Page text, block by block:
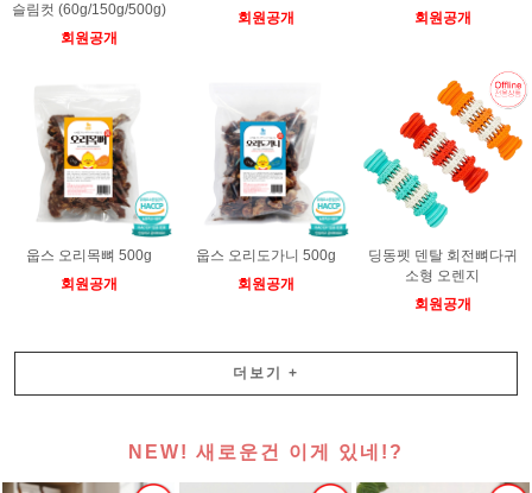
슬림컷 (60g/150g/500g)
회원공개
회원공개
회원공개
웁스 오리목뼈 500g
회원공개
웁스 오리도가니 500g
회원공개
딩동펫 덴탈 회전뼈다귀
소형 오렌지
회원공개
더보기 +
NEW! 새로운건 이게 있네!?